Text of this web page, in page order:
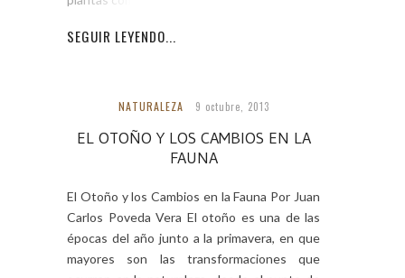
SEGUIR LEYENDO...
NATURALEZA 9 octubre, 2013
EL OTOÑO Y LOS CAMBIOS EN LA
FAUNA
El Otoño y los Cambios en la Fauna Por Juan
Carlos Poveda Vera El otoño es una de las
épocas del año junto a la primavera, en que
mayores son las transformaciones que